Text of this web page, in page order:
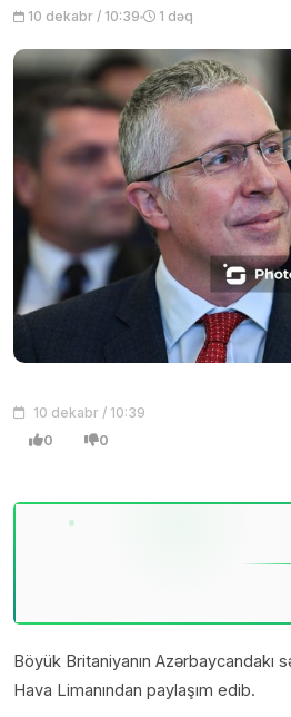
10 dekabr / 10:39 1 dəq
10 dekabr / 10:39
0 0
Böyük Britaniyanın Azərbaycandakı
Hava Limanından paylaşım edib.